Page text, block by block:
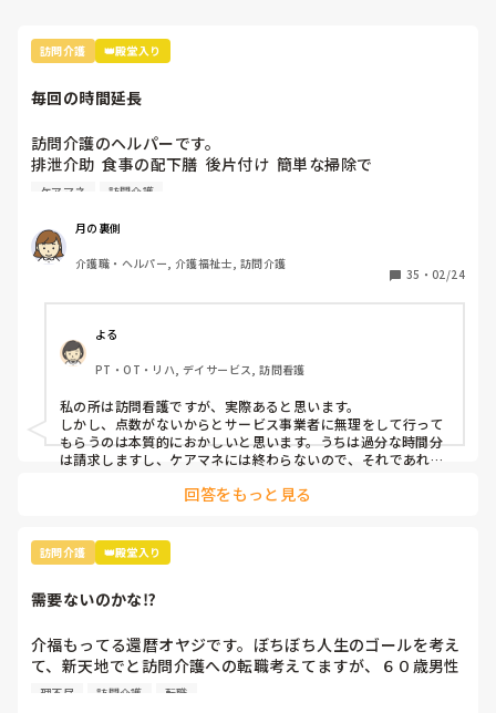
訪問介護 👑殿堂入り
毎回の時間延長
訪問介護のヘルパーです。
排泄介助  食事の配下膳  後片付け  簡単な掃除で
身体1生活2の1時間20分のサービスですが
食後の片付けとベッドでの体制を整えたら毎回20分近くオー
バーです。
ケアマネに何度も伝えますが 「点数も無いし自費ももう使
プランの変更も無く タダ働きです。
ケアマネ 訪問介護
月の裏側
介護職・ヘルパー, 介護福祉士, 訪問介護
35 ・ 02/24
よる
PT・OT・リハ, デイサービス, 訪問看護
私の所は訪問看護ですが、実際あると思います。
しかし、点数がないからとサービス事業者に無理をして行って
もらうのは本質的におかしいと思います。うちは過分な時間分
は請求しますし、ケアマネには終わらないので、それであれば
回答をもっと見る
訪問介護 👑殿堂入り
需要ないのかな⁉️
介福もってる還暦オヤジです。ぼちぼち人生のゴールを考え
て、新天地でと訪問介護への転職考えてますが、６０歳男性
というと断られます。
理不尽 訪問介護 転職